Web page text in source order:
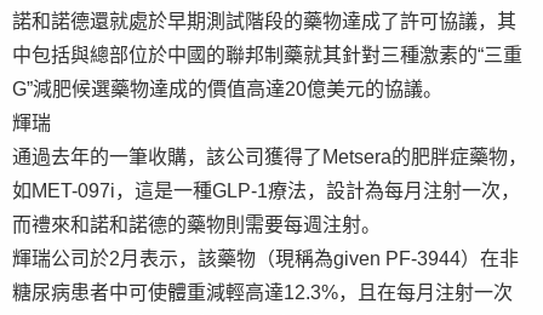
諾和諾德還就處於早期測試階段的藥物達成了許可協議，其
中包括與總部位於中國的聯邦制藥就其針對三種激素的“三重
G”減肥候選藥物達成的價值高達20億美元的協議。
輝瑞
通過去年的一筆收購，該公司獲得了Metsera的肥胖症藥物，
如MET-097i，這是一種GLP-1療法，設計為每月注射一次，
而禮來和諾和諾德的藥物則需要每週注射。
輝瑞公司於2月表示，該藥物（現稱為given PF-3944）在非
糖尿病患者中可使體重減輕高達12.3%，且在每月注射一次